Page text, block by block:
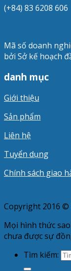
(+84) 83 6208 606
Mã số doanh
bởi Sở kế hoạch
danh mục
Giới thiệu
Sản phẩm
Liên hệ
Tuyển dụng
Chính sách giao
Copyright 2016 ©
Mọi hình thức
chưa được sự
Tìm kiếm: